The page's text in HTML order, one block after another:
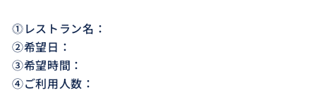
⓵レストラン名：
②希望日：
③希望時間：
④ご利用人数：